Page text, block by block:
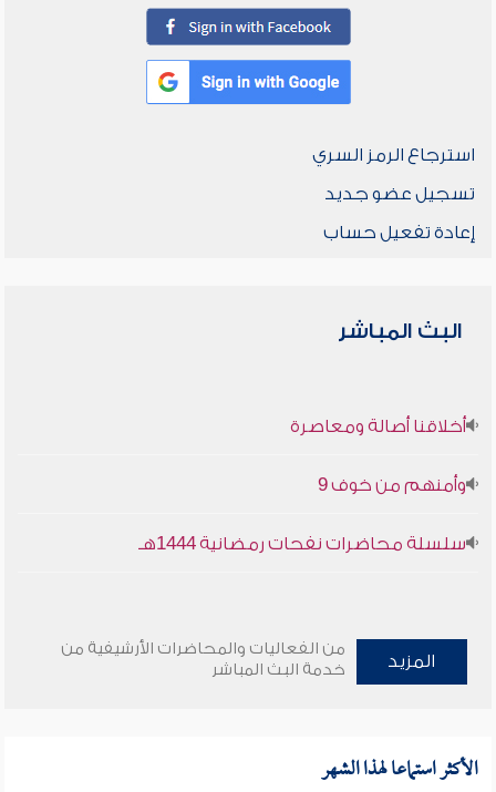
استرجاع الرمز السري
تسجيل عضو جديد
إعادة تفعيل حساب
البث المباشر
أخلاقنا أصالة ومعاصرة
وأمنهم من خوف 9
سلسلة محاضرات نفحات رمضانية 1444هـ
المزيد
من الفعاليات والمحاضرات الأرشيفية من
خدمة البث المباشر
الأكثر استماعا لهذا الشهر